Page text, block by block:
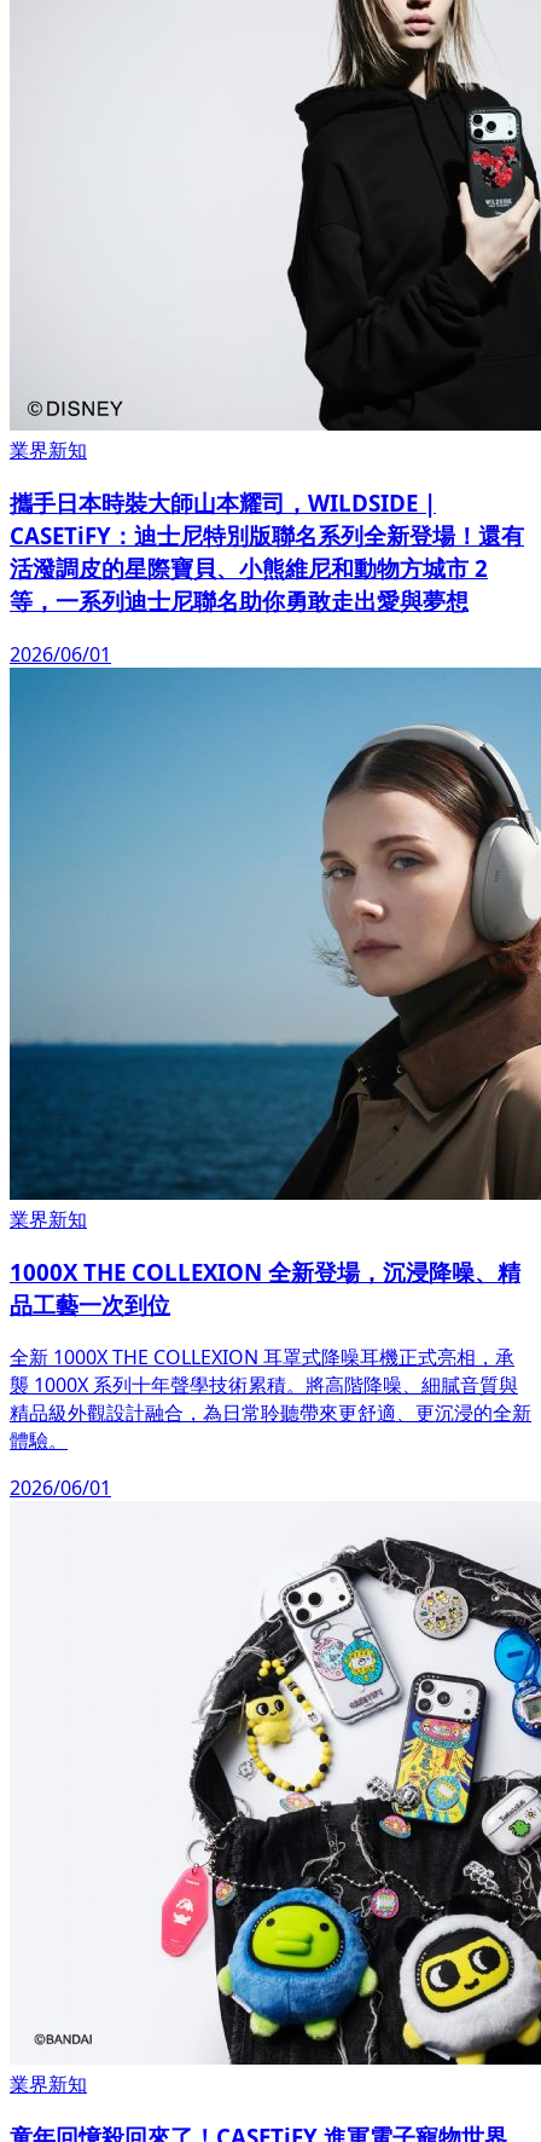
業界新知
攜手日本時裝大師山本耀司，WILDSIDE |
CASETiFY：迪士尼特別版聯名系列全新登場！還有
活潑調皮的星際寶貝、小熊維尼和動物方城市 2
等，一系列迪士尼聯名助你勇敢走出愛與夢想
2026/06/01
業界新知
1000X THE COLLEXION 全新登場，沉浸降噪、精
品工藝一次到位
全新 1000X THE COLLEXION 耳罩式降噪耳機正式亮相，承
襲 1000X 系列十年聲學技術累積。將高階降噪、細膩音質與
精品級外觀設計融合，為日常聆聽帶來更舒適、更沉浸的全新
體驗。
2026/06/01
業界新知